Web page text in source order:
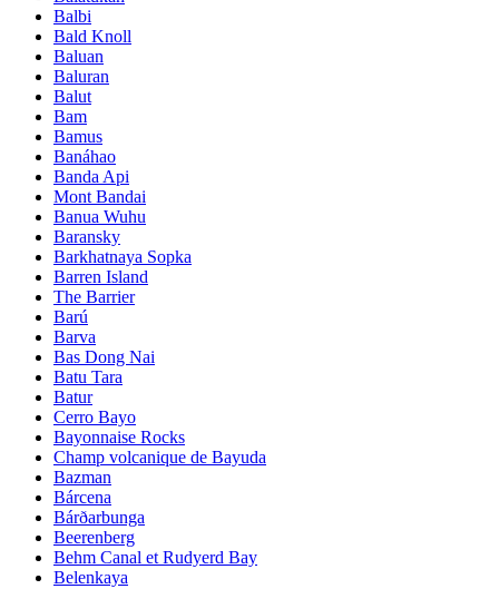
Balbi
Bald Knoll
Baluan
Baluran
Balut
Bam
Bamus
Banáhao
Banda Api
Mont Bandai
Banua Wuhu
Baransky
Barkhatnaya Sopka
Barren Island
The Barrier
Barú
Barva
Bas Dong Nai
Batu Tara
Batur
Cerro Bayo
Bayonnaise Rocks
Champ volcanique de Bayuda
Bazman
Bárcena
Bárðarbunga
Beerenberg
Behm Canal et Rudyerd Bay
Belenkaya